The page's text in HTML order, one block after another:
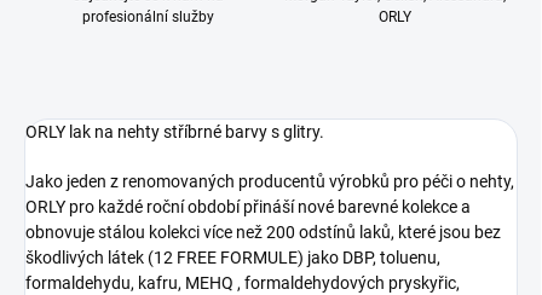
profesionální služby
ORLY
ORLY lak na nehty stříbrné barvy s glitry.
Jako jeden z renomovaných producentů výrobků pro péči o nehty,
ORLY pro každé roční období přináší nové barevné kolekce a
obnovuje stálou kolekci více než 200 odstínů laků, které jsou bez
škodlivých látek (12 FREE FORMULE) jako DBP, toluenu,
formaldehydu, kafru, MEHQ , formaldehydových pryskyřic,